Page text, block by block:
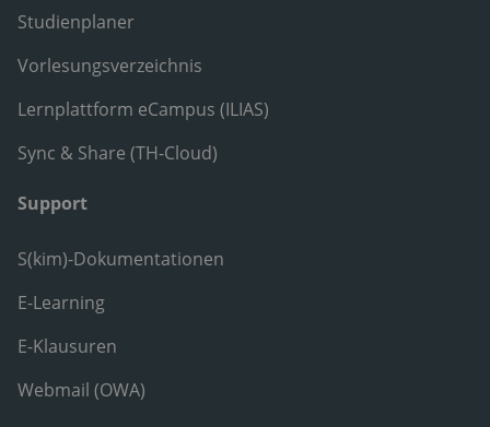
Studienplaner
Vorlesungsverzeichnis
Lernplattform eCampus (ILIAS)
Sync & Share (TH-Cloud)
Support
S(kim)-Dokumentationen
E-Learning
E-Klausuren
Webmail (OWA)